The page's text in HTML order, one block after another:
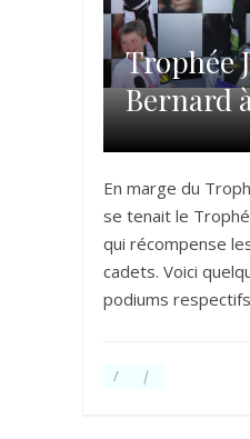
Trophée
Bernard
En marge du
se tenait le
qui récompense
cadets. Voici
podiums